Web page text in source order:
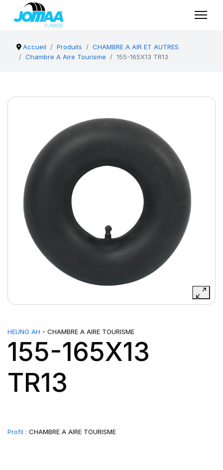
Accueil Produits
CHAMBRE A AIR ET AUTRES
Chambre A Aire Tourisme
155-165X13 TR13
HEUNG AH - CHAMBRE A AIRE TOURISME
155-165X13
TR13
Profil : CHAMBRE A AIRE TOURISME